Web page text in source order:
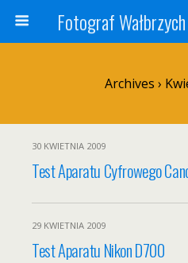
Fotograf Wałbrzych
Archives ›
30 KWIETNIA 2009
Test Aparatu Cyfrowego
29 KWIETNIA 2009
Test Aparatu Nikon D700